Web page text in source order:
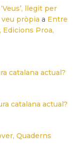
llegit per
veu pròpia a Entre
Edicions Proa,
catalana actual?
catalana actual?
Quaderns